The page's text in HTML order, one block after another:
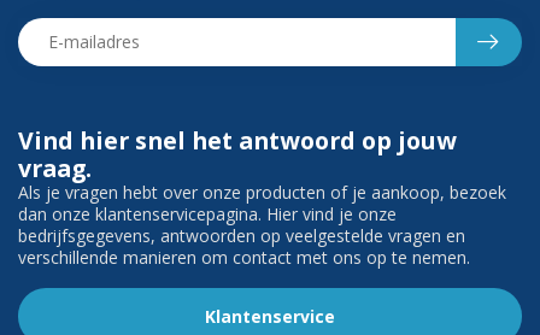
Vind hier snel het antwoord op jouw
vraag.
Als je vragen hebt over onze producten of je aankoop, bezoek
dan onze klantenservicepagina. Hier vind je onze
bedrijfsgegevens, antwoorden op veelgestelde vragen en
verschillende manieren om contact met ons op te nemen.
Klantenservice